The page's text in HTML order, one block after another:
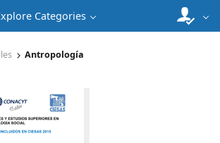
Categories
Antropología